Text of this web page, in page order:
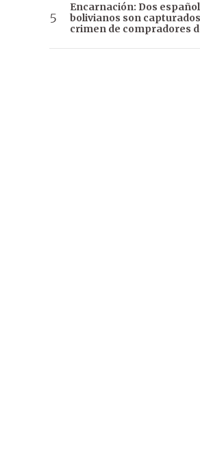
Encarnación: Dos
bolivianos son
crimen de compradores